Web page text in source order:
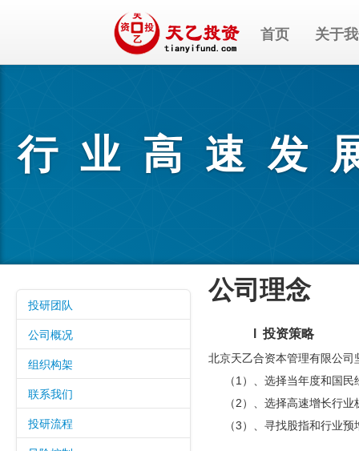
首页 关于
行业高速发
投研团队
公司概况
组织构架
联系我们
投研流程
公司理念
l 投资策略
北京天乙合资本管理有限公司
（1 ）、选择当年度和国
（2）、选择高速增长行
（3）、寻找股指和行业